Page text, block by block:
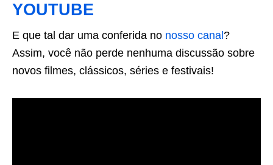
YOUTUBE
E que tal dar uma conferida no nosso canal ?
Assim, você não perde nenhuma discussão sobre
novos filmes, clássicos, séries e festivais!